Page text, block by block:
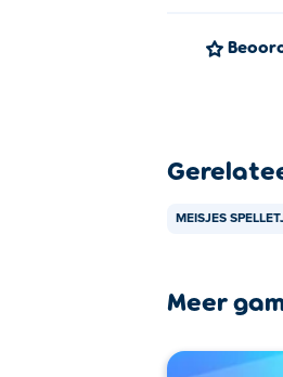
MEISJES
Meer